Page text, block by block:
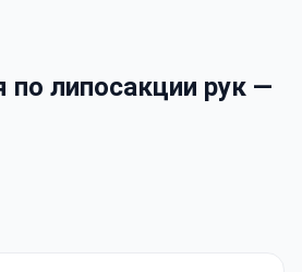
липосакции рук —